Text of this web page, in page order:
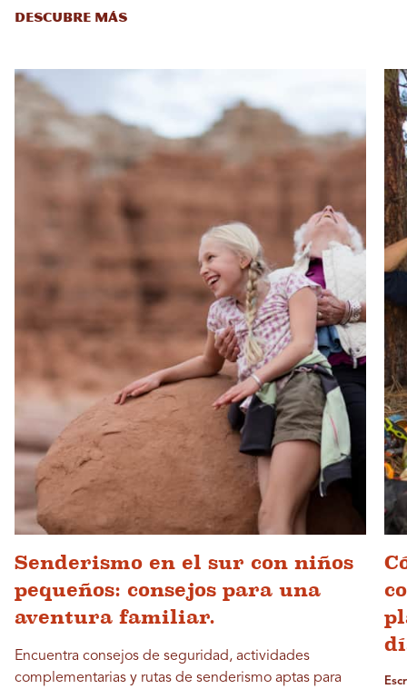
DESCUBRE MÁS
Senderismo en el sur con niños
pequeños: consejos para una
aventura familiar.
Encuentra consejos de seguridad, actividades
complementarias y rutas de senderismo aptas para